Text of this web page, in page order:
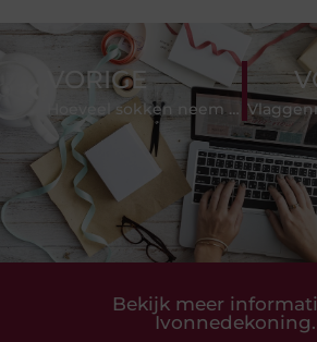
Bekijk meer
VORIGE
Hoeveel sokken neem jij mee op vakantie?